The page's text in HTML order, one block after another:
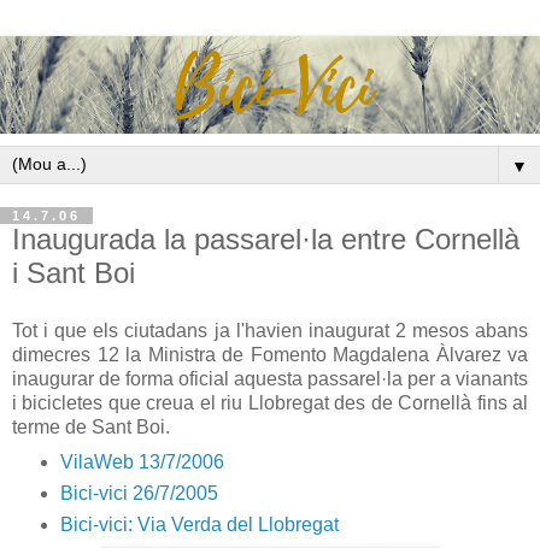
▼
14.7.06
Inaugurada la passarel·la entre Cornellà
i Sant Boi
Tot i que els ciutadans ja l'havien inaugurat 2 mesos abans
dimecres 12 la Ministra de Fomento Magdalena Àlvarez va
inaugurar de forma oficial aquesta passarel·la per a vianants
i bicicletes que creua el riu Llobregat des de Cornellà fins al
terme de Sant Boi.
VilaWeb 13/7/2006
Bici-vici 26/7/2005
Bici-vici: Via Verda del Llobregat